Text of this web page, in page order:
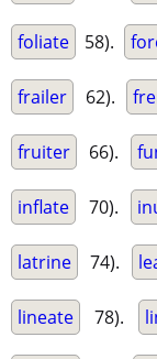
foliate 58).
frailer 62).
fruiter 66).
inflate 70).
latrine 74).
lineate 78).